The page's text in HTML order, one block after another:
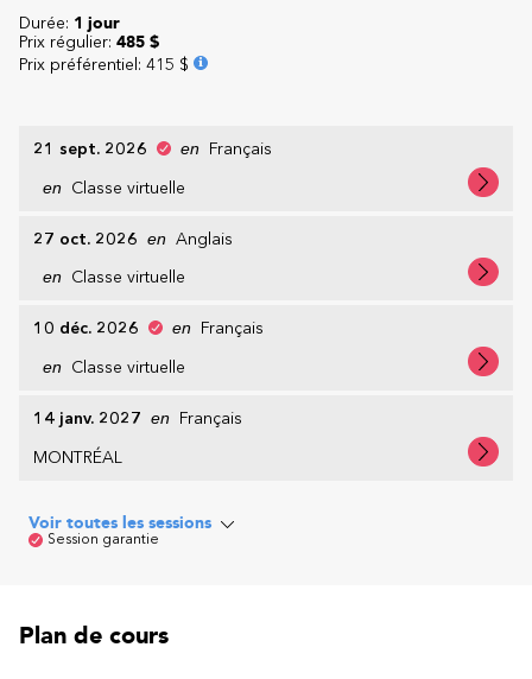
21 sept. 2026 en Français
en Classe virtuelle
27 oct. 2026 en Anglais
en Classe virtuelle
10 déc. 2026 en Français
en Classe virtuelle
14 janv. 2027 en
Français
MONTRÉAL
Voir toutes les sessions
Session garantie
Durée: 1 jour
Prix régulier: 485 $
Prix préférentiel : 415 $
Plan de cours